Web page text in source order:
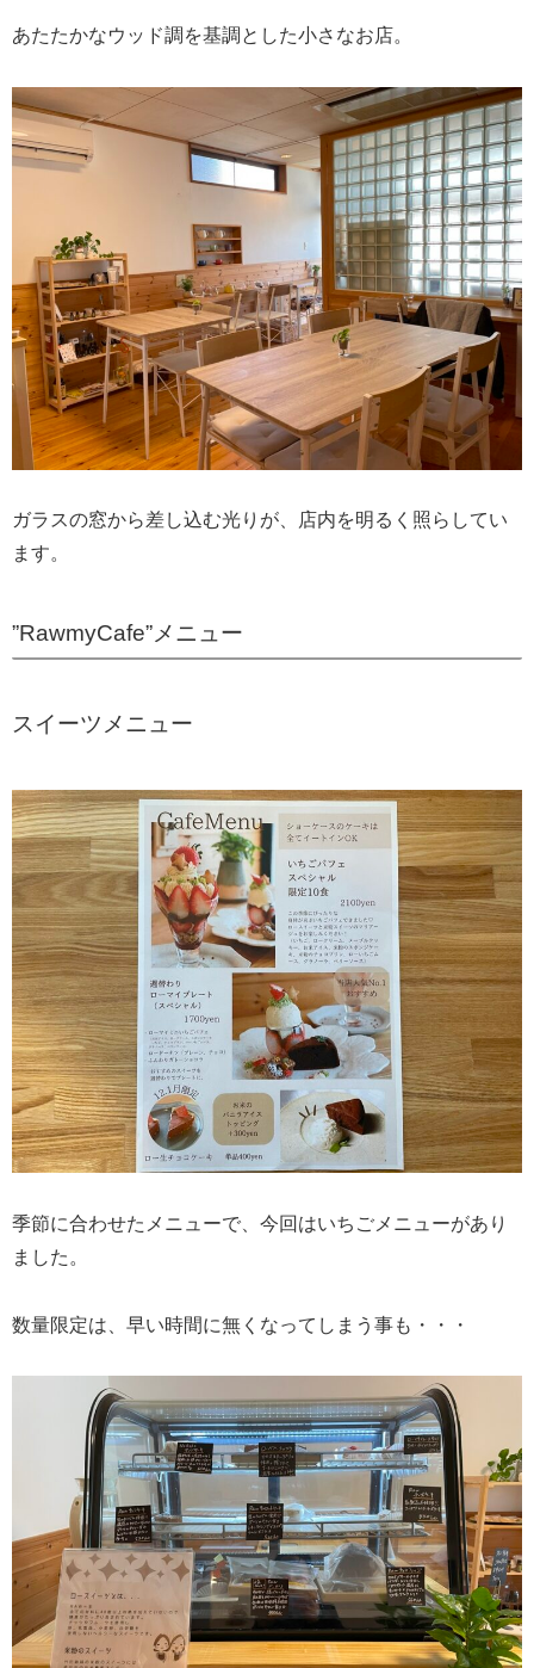
あたたかなウッド調を基調とした小さなお店。
ガラスの窓から差し込む光りが、店内を明るく照らしてい
ます。
”RawmyCafe”メニュー
スイーツメニュー
季節に合わせたメニューで、今回はいちごメニューがあり
ました。
数量限定は、早い時間に無くなってしまう事も・・・